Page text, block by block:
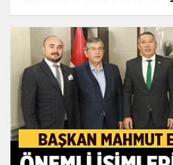
Devam Ediyor